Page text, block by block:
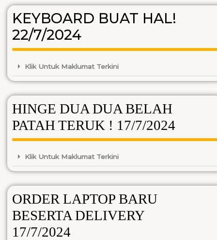
KEYBOARD BUAT HAL!
22/7/2024
Klik Untuk Maklumat Terkini
HINGE DUA DUA BELAH
PATAH TERUK ! 17/7/2024
Klik Untuk Maklumat Terkini
ORDER LAPTOP BARU
BESERTA DELIVERY
17/7/2024